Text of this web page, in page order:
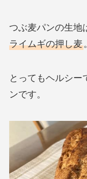
つぶ麦パンの生地
ライムギの押し麦。
とってもヘルシー
ンです。